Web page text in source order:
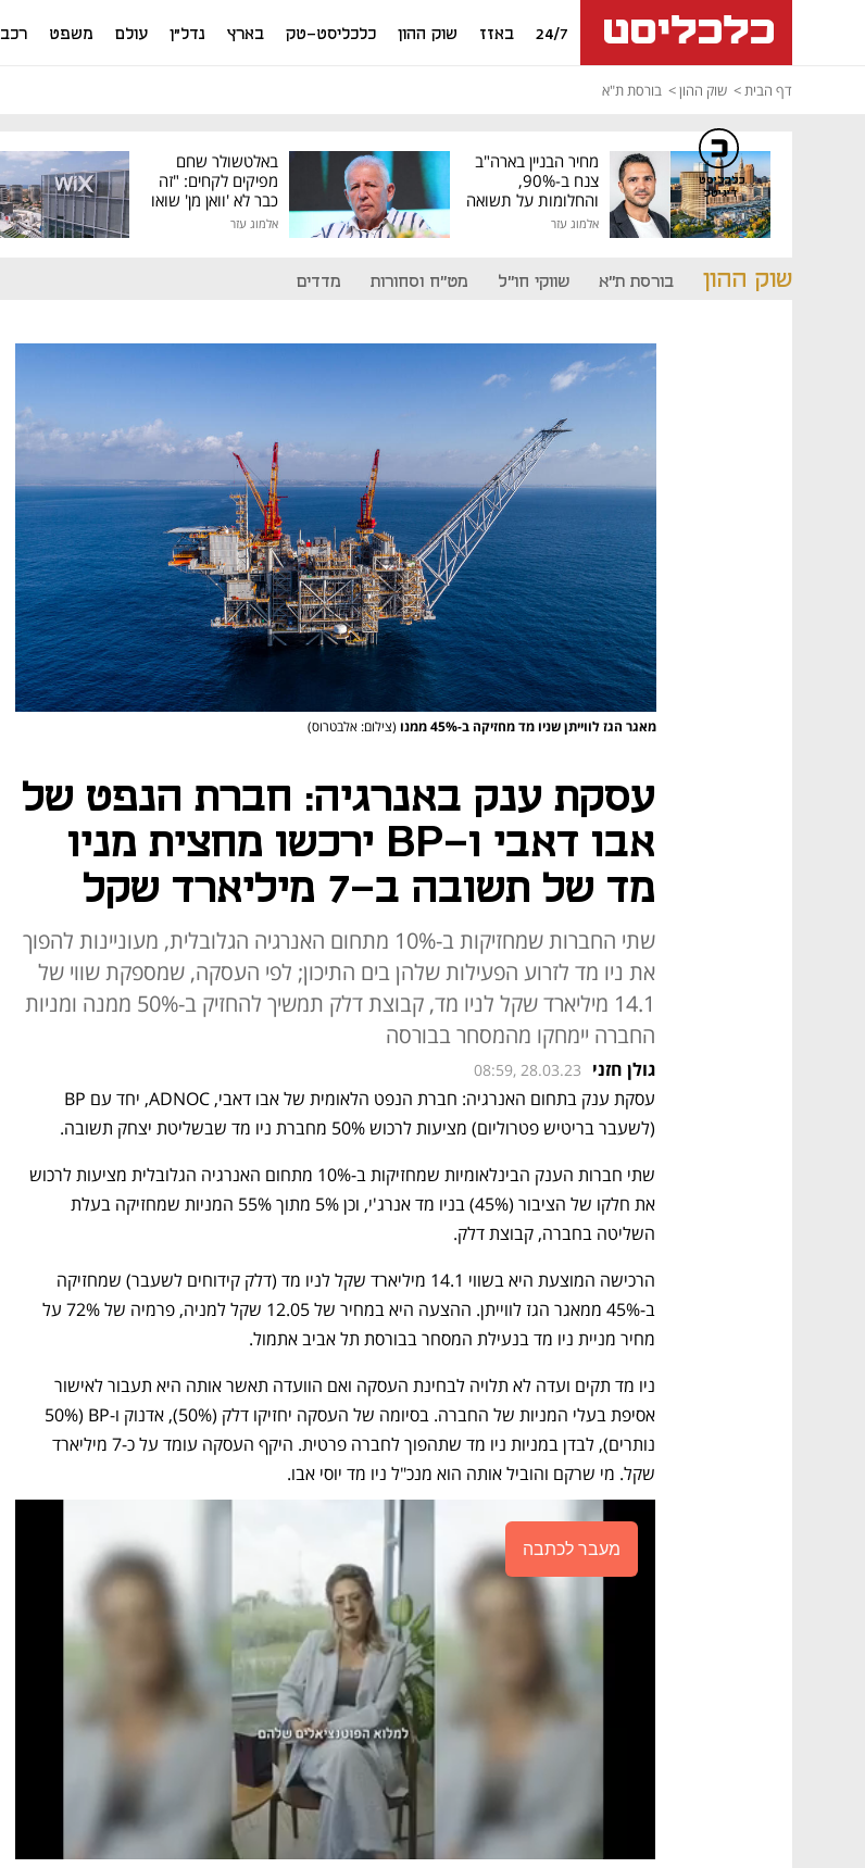
24/7 באזז שוק ההון כלכליסט-טק בארץ נדל"ן עולם משפט רכב
דף הבית שוק ההון בורסת ת"א
מחיר הבניין בארה"ב
צנח ב-90%,
והחלומות על תשואה
גבוהה התנפצו
אלמוג עזר
באלטשולר שחם
מפיקים לקחים: "זה
כבר לא 'וואן מן' שואו
של גילעד"
אלמוג עזר
שוק ההון בורסת ת"א שווקי חו"ל מט"ח וסחורות מדדים
מאגר הגז לווייתן שניו מד מחזיקה ב-45% ממנו (צילום: אלבטרוס)
כלכליסט
דיגיטל
עסקת ענק באנרגיה: חברת הנפט של
אבו דאבי ו-BP ירכשו מחצית מניו
מד של תשובה ב-7 מיליארד שקל
שתי החברות שמחזיקות ב-10% מתחום האנרגיה הגלובלית, מעוניינות להפוך
את ניו מד לזרוע הפעילות שלהן בים התיכון; לפי העסקה, שמספקת שווי של
14.1 מיליארד שקל לניו מד, קבוצת דלק תמשיך להחזיק ב-50% ממנה ומניות
החברה יימחקו מהמסחר בבורסה
גולן חזני 08:59, 28.03.23
(לשעבר בריטיש פטרוליום) מציעות לרכוש 50% מחברת ניו מד שבשליטת יצחק תשובה.
השליטה בחברה, קבוצת דלק.
מחיר מניית ניו מד בנעילת המסחר בבורסת תל אביב אתמול.
שקל. מי שרקם והוביל אותה הוא מנכ"ל ניו מד יוסי אבו.
מעבר לכתבה